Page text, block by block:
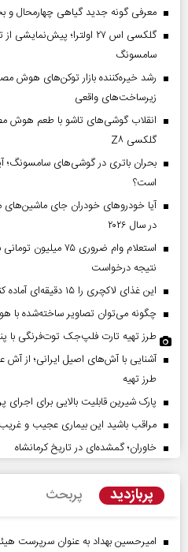
معرفی گونه جدید گیاهی چهارمحال و
گلکسی اس ۲۷ اولترا؛
سامسونگ
زیرساخت‌های واقعی
انقلاب گوشی‌های تاشو‌ با طعم هوش
گلکسی Z۸
است؟
آیا خودروهای خودران جای
در سال ۲۰۲۶
استعلام وام ضروری
نتیجه درخواست
این غذای لاکچری را ۱۵ دقیقه‌ای آماده کنید
چگونه می‌توان تصاویر ساخته‌شده
طرز تهیه تارت فلپ‌جک توت‌فرنگی با
آشنایی با آش‌های اصیل ایرانی؛ از
طرز تهیه
پارک شیرین قابلیت‌ بالایی برای اجرای
مراقب باشید این بیماری عجیب و غریب
خاوران؛ گمشده‌ای در تاریخ کرمانشاه
پربازدید پربحث
امیرحسین بهداد به عنوان سرپرست